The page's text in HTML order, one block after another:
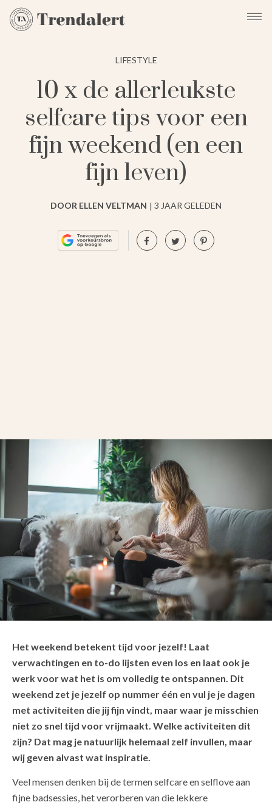
LIFESTYLE
10 x de allerleukste
selfcare tips voor een
fijn weekend (en een
fijn leven)
DOOR ELLEN VELTMAN 3 JAAR GELEDEN
Het weekend betekent tijd voor jezelf! Laat
verwachtingen en to-do lijsten even los en laat ook je
werk voor wat het is om volledig te ontspannen. Dit
weekend zet je jezelf op nummer één en vul je je dagen
met activiteiten die jij fijn vindt, maar waar je misschien
niet zo snel tijd voor vrijmaakt. Welke activiteiten dit
zijn? Dat mag je natuurlijk helemaal zelf invullen, maar
wij geven alvast wat inspiratie.
Veel mensen denken bij de termen selfcare en selflove aan
fijne badsessies, het verorberen van die lekkere